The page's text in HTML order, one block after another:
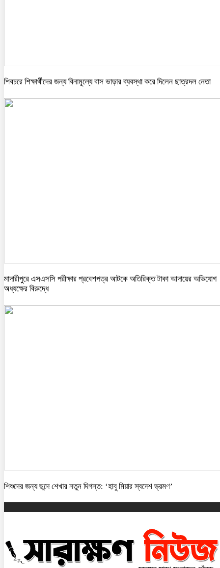
শিবচরে শিক্ষার্থীদের জন্য বিনামূল্যে বাস ভাড়ার ব্যবস্থা করে দিলেন ছাত্রদল নেতা
মাদারীপুরে এসএসসি পরীক্ষার প্রবেশপত্র আটকে অতিরিক্ত টাকা আদায়ের অভিযোগ
অধ্যক্ষের বিরুদ্ধে
শিশুদের জন্য ছন্দে শেখার নতুন দিগন্ত: ‘হাবু মিয়ার স্বদেশ ভ্রমণ’